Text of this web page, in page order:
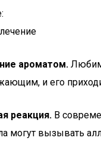
ароматом.
и его
реакция. В
могут вызывать